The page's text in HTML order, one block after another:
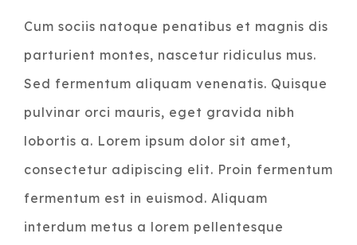
Cum sociis natoque penatibus et magnis dis
parturient montes, nascetur ridiculus mus.
Sed fermentum aliquam venenatis. Quisque
pulvinar orci mauris, eget gravida nibh
lobortis a. Lorem ipsum dolor sit amet,
consectetur adipiscing elit. Proin fermentum
fermentum est in euismod. Aliquam
interdum metus a lorem pellentesque